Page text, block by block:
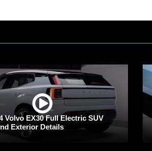
Volvo EX30 Full Electric SUV
Exterior Details